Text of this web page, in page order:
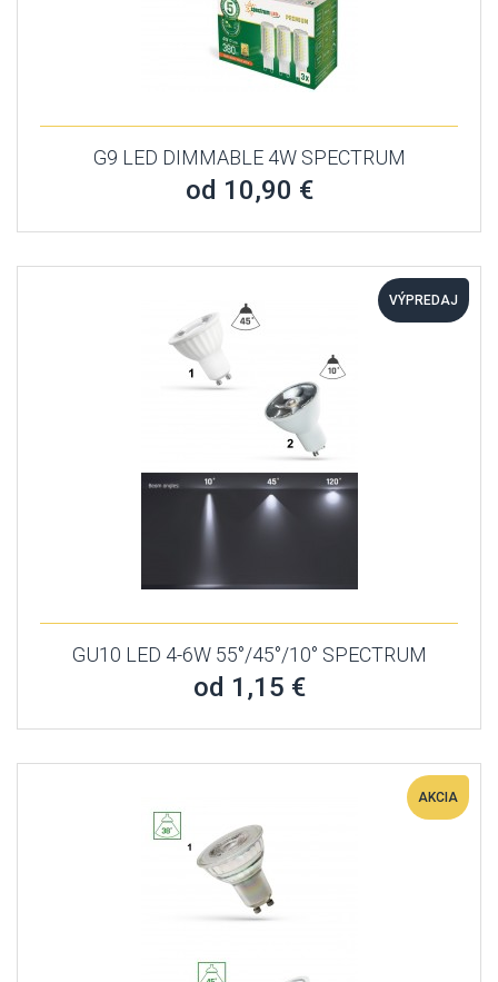
G9 LED DIMMABLE 4W SPECTRUM
od 10,90 €
VÝPREDAJ
GU10 LED 4-6W 55°/45°/10° SPECTRUM
od 1,15 €
AKCIA